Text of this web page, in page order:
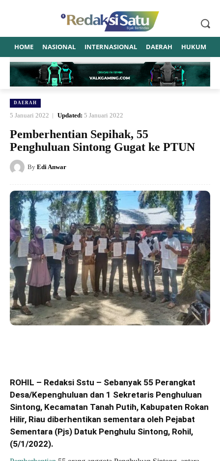
HOME NASIONAL INTERNASIONAL DAERAH HUKUM
DAERAH
5 Januari 2022 Updated: 5 Januari 2022
Pemberhentian Sepihak, 55
Penghuluan Sintong Gugat ke PTUN
By Edi Anwar
ROHIL – Redaksi Sstu – Sebanyak 55 Perangkat
Desa/Kepenghuluan dan 1 Sekretaris Penghuluan
Sintong, Kecamatan Tanah Putih, Kabupaten Rokan
Hilir, Riau diberhentikan sementara oleh Pejabat
Sementara (Pjs) Datuk Penghulu Sintong, Rohil,
(5/1/2022).